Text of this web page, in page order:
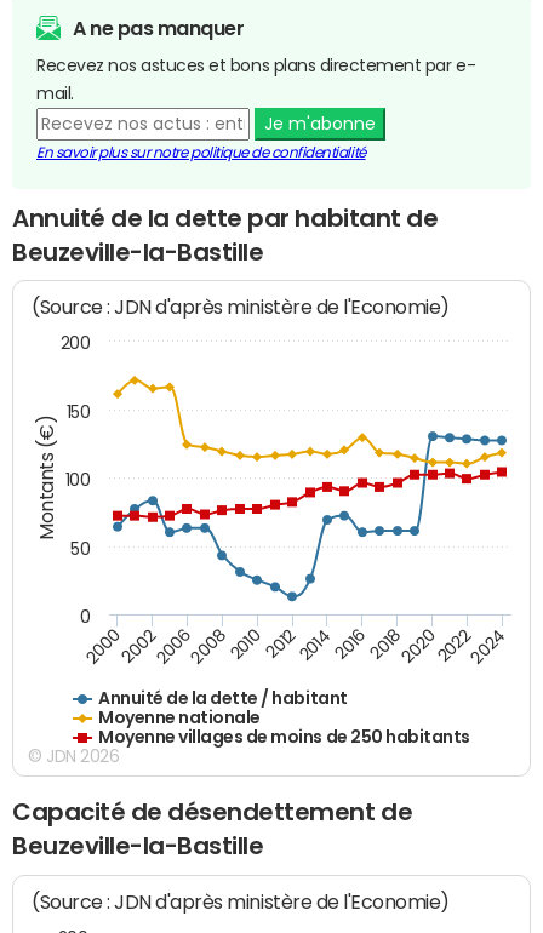
A ne pas manquer
Recevez nos astuces et bons plans directement par e-
mail.
Je m'abonne
En savoir plus sur notre politique de confidentialité
Annuité de la dette par habitant de
Beuzeville-la-Bastille
Montants (€)
(Source : JDN d'après ministère de l'Economie)
Annuité de la dette / habitant
Moyenne nationale
Moyenne villages de moins de 250 habitants
200020022006200820102012201420162018202020222024
0
50
100
150
200
© JDN 2026
Capacité de désendettement de
Beuzeville-la-Bastille
(Source : JDN d'après ministère de l'Economie)